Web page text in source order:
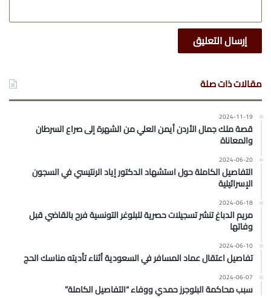
مقالات ذات صلة
2024-11-19
قصة ملك جمال الأردن أيمن العلي من الشهرة إلى صراع السرطان
والمعاناة
2024-06-20
التفاصيل الكاملة حول استشهاد الدكتور إياد الرنتيسي في السجون
الإسرائيلية
2024-06-18
مريم الدباغ تنشر تسجيلات حصرية للبلوغر التونسية فرح بالقاضي قبل
وفاتها
2024-06-10
تفاصيل اعتقال عماد المسافر في السعودية أثناء تأديته مناسك الحج
2024-06-07
سبب محاكمة البلوجرز حمدي ووفاء “التفاصيل الكاملة”